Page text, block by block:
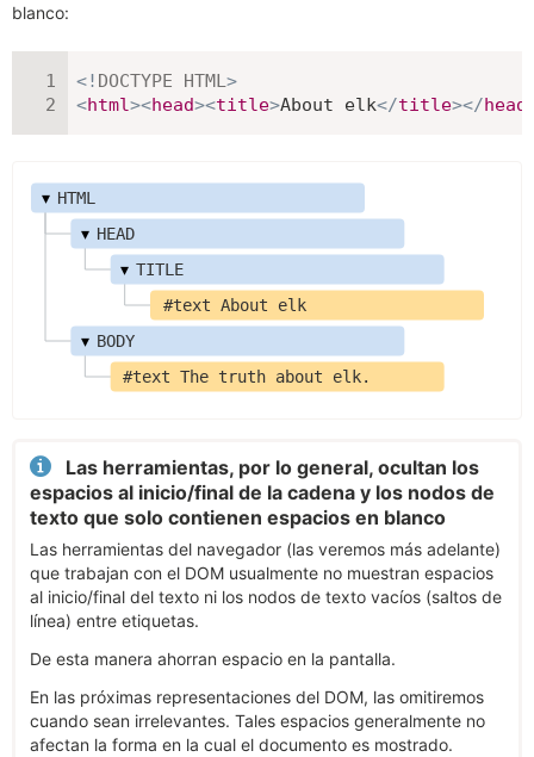
blanco:
<! DOCTYPE HTML>
<html><head><title>About elk</title></head
▾ HTML
▾ HEAD
▾ TITLE
#text About elk
▾ BODY
#text The truth about elk.
Las herramientas, por lo general, ocultan los
espacios al inicio/final de la cadena y los nodos de
texto que solo contienen espacios en blanco
Las herramientas del navegador (las veremos más adelante)
que trabajan con el DOM usualmente no muestran espacios
al inicio/final del texto ni los nodos de texto vacíos (saltos de
línea) entre etiquetas.
De esta manera ahorran espacio en la pantalla.
En las próximas representaciones del DOM, las omitiremos
cuando sean irrelevantes. Tales espacios generalmente no
afectan la forma en la cual el documento es mostrado.